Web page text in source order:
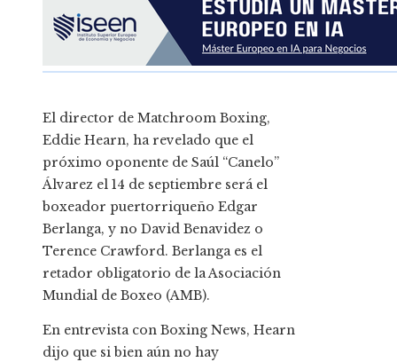
El director de Matchroom Boxing,
Eddie Hearn, ha revelado que el
próximo oponente de Saúl “Canelo”
Álvarez el 14 de septiembre será el
boxeador puertorriqueño Edgar
Berlanga, y no David Benavidez o
Terence Crawford. Berlanga es el
retador obligatorio de la Asociación
Mundial de Boxeo (AMB).
En entrevista con Boxing News, Hearn
dijo que si bien aún no hay